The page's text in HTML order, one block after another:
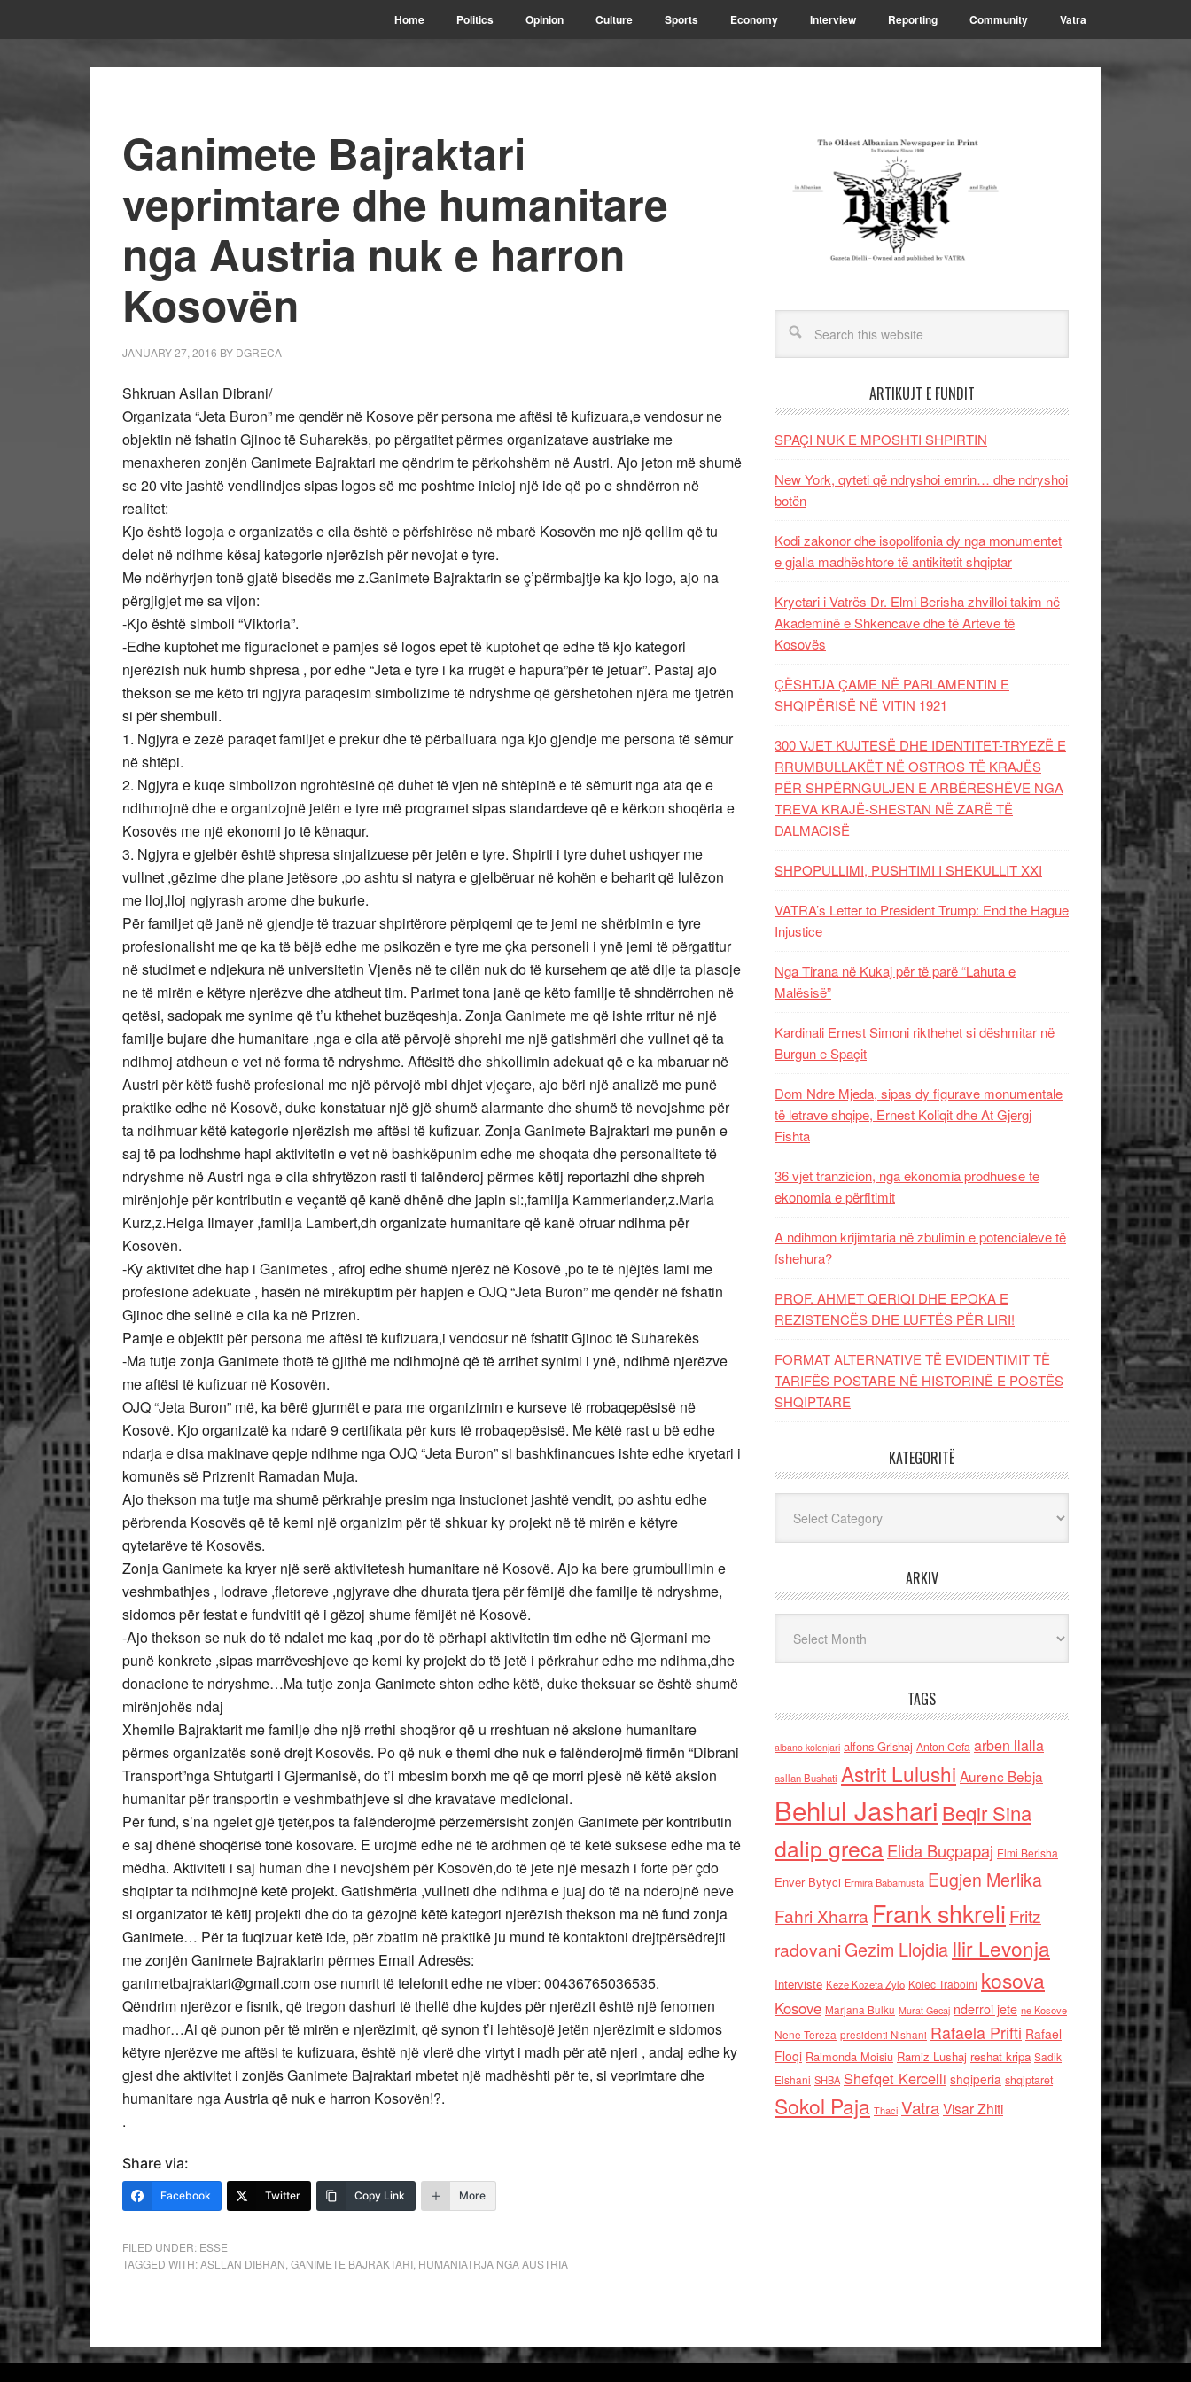
Home Politics Opinion Culture Sports Economy Interview Reporting Community Vatra
Ganimete Bajraktari
veprimtare dhe humanitare
nga Austria nuk e harron
Kosovën
JANUARY 27, 2016 BY DGRECA
Shkruan Asllan Dibrani/
Organizata “Jeta Buron” me qendër në Kosove për persona me aftësi të kufizuara,e vendosur ne
objektin në fshatin Gjinoc të Suharekës, po përgatitet përmes organizatave austriake me
menaxheren zonjën Ganimete Bajraktari me qëndrim te përkohshëm në Austri. Ajo jeton më shumë
se 20 vite jashtë vendlindjes sipas logos së me poshtme inicioj një ide që po e shndërron në
realitet:
Kjo është logoja e organizatës e cila është e përfshirëse në mbarë Kosovën me një qellim që tu
delet në ndihme kësaj kategorie njerëzish për nevojat e tyre.
Me ndërhyrjen tonë gjatë bisedës me z.Ganimete Bajraktarin se ç’përmbajtje ka kjo logo, ajo na
përgjigjet me sa vijon:
-Kjo është simboli “Viktoria”.
-Edhe kuptohet me figuracionet e pamjes së logos epet të kuptohet qe edhe të kjo kategori
njerëzish nuk humb shpresa , por edhe “Jeta e tyre i ka rrugët e hapura”për të jetuar”. Pastaj ajo
thekson se me këto tri ngjyra paraqesim simbolizime të ndryshme që gërshetohen njëra me tjetrën
si për shembull.
1. Ngjyra e zezë paraqet familjet e prekur dhe të përballuara nga kjo gjendje me persona të sëmur
në shtëpi.
2. Ngjyra e kuqe simbolizon ngrohtësinë që duhet të vjen në shtëpinë e të sëmurit nga ata qe e
ndihmojnë dhe e organizojnë jetën e tyre më programet sipas standardeve që e kërkon shoqëria e
Kosovës me një ekonomi jo të kënaqur.
3. Ngjyra e gjelbër është shpresa sinjalizuese për jetën e tyre. Shpirti i tyre duhet ushqyer me
vullnet ,gëzime dhe plane jetësore ,po ashtu si natyra e gjelbëruar në kohën e beharit që lulëzon
me lloj,lloj ngjyrash arome dhe bukurie.
Për familjet që janë në gjendje të trazuar shpirtërore përpiqemi qe te jemi ne shërbimin e tyre
profesionalisht me qe ka të bëjë edhe me psikozën e tyre me çka personeli i ynë jemi të përgatitur
në studimet e ndjekura në universitetin Vjenës në te cilën nuk do të kursehem qe atë dije ta plasoje
ne të mirën e këtyre njerëzve dhe atdheut tim. Parimet tona janë qe këto familje të shndërrohen në
qetësi, sadopak me synime që t’u kthehet buzëqeshja. Zonja Ganimete me që ishte rritur në një
familje bujare dhe humanitare ,nga e cila atë përvojë shprehi me një gatishmëri dhe vullnet që ta
ndihmoj atdheun e vet në forma të ndryshme. Aftësitë dhe shkollimin adekuat që e ka mbaruar në
Austri për këtë fushë profesional me një përvojë mbi dhjet vjeçare, ajo bëri një analizë me punë
praktike edhe në Kosovë, duke konstatuar një gjë shumë alarmante dhe shumë të nevojshme për
ta ndihmuar këtë kategorie njerëzish me aftësi të kufizuar. Zonja Ganimete Bajraktari me punën e
saj të pa lodhshme hapi aktivitetin e vet në bashkëpunim edhe me shoqata dhe personalitete të
ndryshme në Austri nga e cila shfrytëzon rasti ti falënderoj përmes këtij reportazhi dhe shpreh
mirënjohje për kontributin e veçantë që kanë dhënë dhe japin si:,familja Kammerlander,z.Maria
Kurz,z.Helga Ilmayer ,familja Lambert,dh organizate humanitare që kanë ofruar ndihma për
Kosovën.
-Ky aktivitet dhe hap i Ganimetes , afroj edhe shumë njerëz në Kosovë ,po te të njëjtës lami me
profesione adekuate , hasën në mirëkuptim për hapjen e OJQ “Jeta Buron” me qendër në fshatin
Gjinoc dhe selinë e cila ka në Prizren.
Pamje e objektit për persona me aftësi të kufizuara,i vendosur në fshatit Gjinoc të Suharekës
-Ma tutje zonja Ganimete thotë të gjithë me ndihmojnë që të arrihet synimi i ynë, ndihmë njerëzve
me aftësi të kufizuar në Kosovën.
OJQ “Jeta Buron” më, ka bërë gjurmët e para me organizimin e kurseve të rrobaqepësisë në
Kosovë. Kjo organizatë ka ndarë 9 certifikata për kurs të rrobaqepësisë. Me këtë rast u bë edhe
ndarja e disa makinave qepje ndihme nga OJQ “Jeta Buron” si bashkfinancues ishte edhe kryetari i
komunës së Prizrenit Ramadan Muja.
Ajo thekson ma tutje ma shumë përkrahje presim nga instucionet jashtë vendit, po ashtu edhe
përbrenda Kosovës që të kemi një organizim për të shkuar ky projekt në të mirën e këtyre
qytetarëve të Kosovës.
Zonja Ganimete ka kryer një serë aktivitetesh humanitare në Kosovë. Ajo ka bere grumbullimin e
veshmbathjes , lodrave ,fletoreve ,ngjyrave dhe dhurata tjera për fëmijë dhe familje të ndryshme,
sidomos për festat e fundvitit që i gëzoj shume fëmijët në Kosovë.
-Ajo thekson se nuk do të ndalet me kaq ,por do të përhapi aktivitetin tim edhe në Gjermani me
punë konkrete ,sipas marrëveshjeve qe kemi ky projekt do të jetë i përkrahur edhe me ndihma,dhe
donacione te ndryshme…Ma tutje zonja Ganimete shton edhe këtë, duke theksuar se është shumë
mirënjohës ndaj
Xhemile Bajraktarit me familje dhe një rrethi shoqëror që u rreshtuan në aksione humanitare
përmes organizatës sonë drejt Kosovës. Po që nuk e themi dhe nuk e falënderojmë firmën “Dibrani
Transport”nga Shtutgarti i Gjermanisë, do t’i mbesim borxh me që qe morri pjesë në këtë aksion
humanitar për transportin e veshmbathjeve si dhe kravatave medicional.
Për fund, s’na ngelet gjë tjetër,pos ta falënderojmë përzemërsisht zonjën Ganimete për kontributin
e saj dhënë shoqërisë tonë kosovare. E urojmë edhe në të ardhmen që të ketë suksese edhe ma të
mëdha. Aktiviteti i saj human dhe i nevojshëm për Kosovën,do të jete një mesazh i forte për çdo
shqiptar ta ndihmojnë ketë projekt. Gatishmëria ,vullneti dhe ndihma e juaj do të na nderojnë neve
si organizator të këtij projekti dhe do ta gëzojnë këtë kategori njerëzish thekson ma në fund zonja
Ganimete… Për ta fuqizuar ketë ide, për zbatim në praktikë ju mund të kontaktoni drejtpërsëdrejti
me zonjën Ganimete Bajraktarin përmes Email Adresës:
ganimetbajraktari@gmail.com ose numrit të telefonit edhe ne viber: 00436765036535.
Qëndrim njerëzor e fisnik, që tregon dashuri të thellë dhe kujdes për njerëzit është një fenomen
madhor…Ai që punon për të mirën e njerëzimit, që synon t’i lehtësojë jetën njerëzimit e sidomos
këtyre njerëzve me aftësi te kufizuara, është një vlerë dhe virtyt i madh për atë njeri , andaj edhe ky
gjest dhe aktivitet i zonjës Ganimete Bajraktari mbetet një madhështi për te, si veprimtare dhe
humanitare nga Austria që nuk e harron Kosovën!?.
.
Share via:
Facebook Twitter Copy Link More
FILED UNDER: ESSE
TAGGED WITH:ASLLAN DIBRAN GANIMETE BAJRAKTARI HUMANIATRJA NGA AUSTRIA
ARTIKUJT E FUNDIT
SPAÇI NUK E MPOSHTI SHPIRTIN
New York, qyteti që ndryshoi emrin… dhe ndryshoi
botën
Kodi zakonor dhe isopolifonia dy nga monumentet
e gjalla madhështore të antikitetit shqiptar
Kryetari i Vatrës Dr. Elmi Berisha zhvilloi takim në
Akademinë e Shkencave dhe të Arteve të
Kosovës
ÇËSHTJA ÇAME NË PARLAMENTIN E
SHQIPËRISË NË VITIN 1921
300 VJET KUJTESË DHE IDENTITET-TRYEZË E
RRUMBULLAKËT NË OSTROS TË KRAJËS
PËR SHPËRNGULJEN E ARBËRESHËVE NGA
TREVA KRAJË-SHESTAN NË ZARË TË
DALMACISË
SHPOPULLIMI, PUSHTIMI I SHEKULLIT XXI
VATRA’s Letter to President Trump: End the Hague
Injustice
Nga Tirana në Kukaj për të parë “Lahuta e
Malësisë”
Kardinali Ernest Simoni rikthehet si dëshmitar në
Burgun e Spaçit
Dom Ndre Mjeda, sipas dy figurave monumentale
të letrave shqipe, Ernest Koliqit dhe At Gjergj
Fishta
36 vjet tranzicion, nga ekonomia prodhuese te
ekonomia e përfitimit
A ndihmon krijimtaria në zbulimin e potencialeve të
fshehura?
PROF. AHMET QERIQI DHE EPOKA E
REZISTENCЁS DHE LUFTЁS PЁR LIRI!
FORMAT ALTERNATIVE TË EVIDENTIMIT TË
TARIFËS POSTARE NË HISTORINË E POSTËS
SHQIPTARE
KATEGORITË
ARKIV
TAGS
albano kolonjari alfons Grishaj Anton Cefa arben llalla
asllan Bushati Astrit Lulushi Aurenc Bebja
Behlul Jashari Beqir Sina
dalip grecaElida Buçpapaj Elmi Berisha
Enver Bytyci Ermira Babamusta Eugjen Merlika
Fahri Xharra Frank shkreli Fritz
radovaniGezim Llojdia Ilir Levonja
Interviste Keze Kozeta Zylo Kolec Traboini kosova
Kosove Marjana Bulku Murat Gecaj nderroi jete ne Kosove
Nene Tereza presidenti Nishani Rafaela Prifti Rafael
Floqi Raimonda Moisiu Ramiz Lushaj reshat kripa Sadik
Elshani SHBA Shefqet Kercelli shqiperia shqiptaret
Sokol Paja Thaci VatraVisar Zhiti